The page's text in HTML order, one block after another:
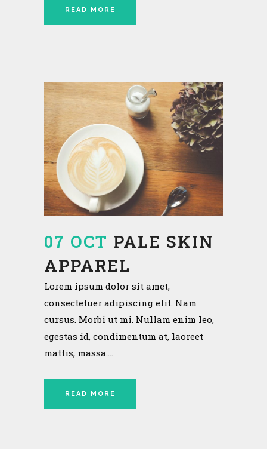
READ MORE
07 OCT PALE SKIN
APPAREL
Lorem ipsum dolor sit amet,
consectetuer adipiscing elit. Nam
cursus. Morbi ut mi. Nullam enim leo,
egestas id, condimentum at, laoreet
mattis, massa....
READ MORE